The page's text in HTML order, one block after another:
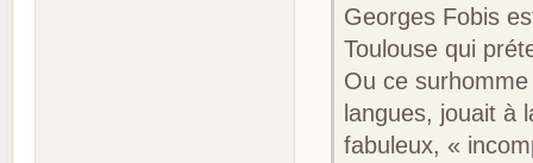
Georges Fobis
Toulouse qui
Ou ce
langues, jouait à
fabuleux, «